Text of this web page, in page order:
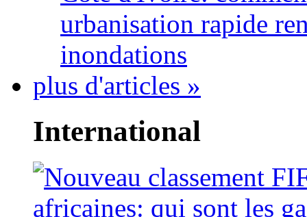
urbanisation rapide
inondations
plus d'articles »
International